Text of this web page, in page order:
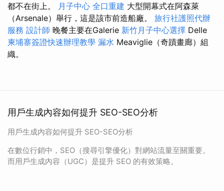
都不在街上。
月子中心 全口重建 大型開幕式在阿森萊
（Arsenale）舉行，這是該市前造船廠。 旅行社護照代辦
服務 設計師 晚餐主要在Galerie 新竹月子中心選擇 Delle
柬埔寨簽證快速辦理教學 漏水 Meaviglie（奇蹟畫廊）組
織。
用戶生成內容如何提升 SEO-SEO分析
用戶生成內容如何提升 SEO-SEO分析
在數位行銷中，SEO（搜尋引擎優化）對網站流量至關重要。
而用戶生成內容（UGC）是提升 SEO 的有效策略。